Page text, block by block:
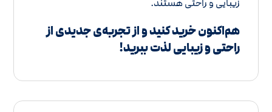
زیبایی و راحتی هستند.
هم‌اکنون خرید کنید و از تجربه‌ی جدیدی از
راحتی و زیبایی لذت ببرید!